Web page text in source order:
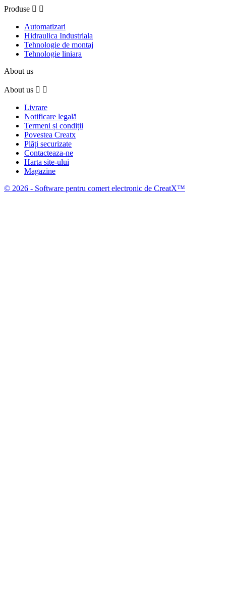
Produse  
Automatizari
Hidraulica Industriala
Tehnologie de montaj
Tehnologie liniara
About us
About us  
Livrare
Notificare legală
Termeni și condiții
Povestea Creatx
Plăți securizate
Contacteaza-ne
Harta site-ului
Magazine
© 2026 - Software pentru comert electronic de CreatX™